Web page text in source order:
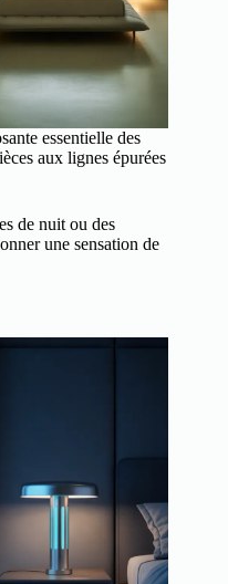
essentielle des
aux lignes épurées
de nuit ou des
une sensation de